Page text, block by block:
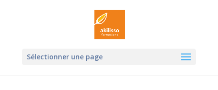
Sélectionner une page